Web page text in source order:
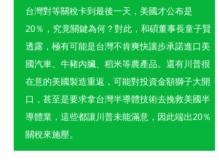
台灣對等關稅卡到最後一天，美國才公布是
20％，究竟關鍵為何？對此，和碩董事長童子賢
透露，極有可能是台灣不肯爽快讓步承諾進口美
國汽車、牛豬內臟、稻米等農產品。還有川普很
在意的美國製造重返，可能對投資金額獅子大開
口，甚至是要求拿台灣半導體技術去挽救美國半
導體業，這些都讓川普未能滿意，因此端出20％
關稅來施壓。